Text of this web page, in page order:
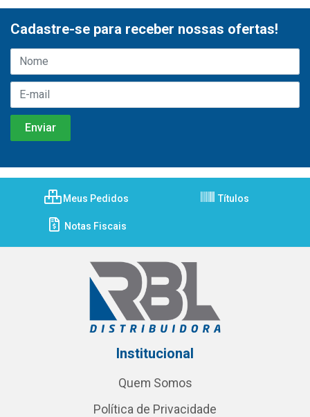
Cadastre-se para receber nossas ofertas!
Meus Pedidos Títulos
Notas Fiscais
Institucional
Quem Somos
Política de Privacidade